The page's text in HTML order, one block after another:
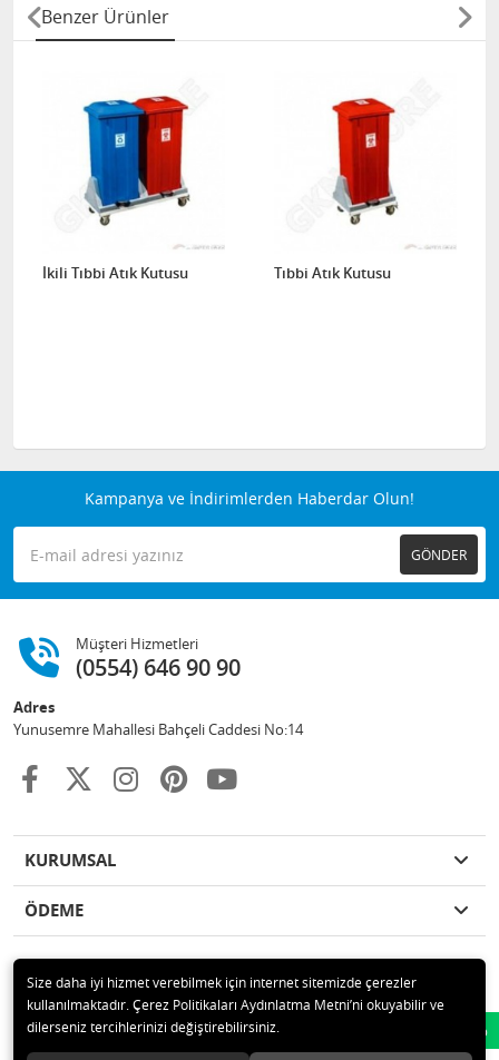
Benzer Ürünler
İkili Tıbbi Atık Kutusu Tıbbi Atık Kutusu
Kampanya ve İndirimlerden Haberdar Olun!
GÖNDER
Müşteri Hizmetleri
(0554) 646 90 90
Adres
Yunusemre Mahallesi Bahçeli Caddesi No:14
KURUMSAL
ÖDEME
© 2020 GKN STORE TEMİZLİK MADDELERİ SAN TİC LTD ŞTİ Tüm hakları
saklıdır.
Whatsapp
Size daha iyi hizmet verebilmek için internet sitemizde çerezler
kullanılmaktadır. Çerez Politikaları Aydınlatma Metni’ni okuyabilir ve
dilerseniz tercihlerinizi değiştirebilirsiniz.